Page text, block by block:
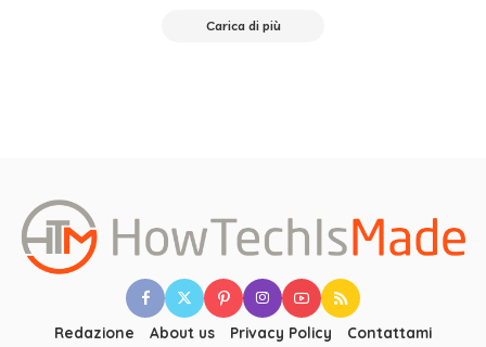
Carica di più
Redazione About us Privacy Policy Contattami